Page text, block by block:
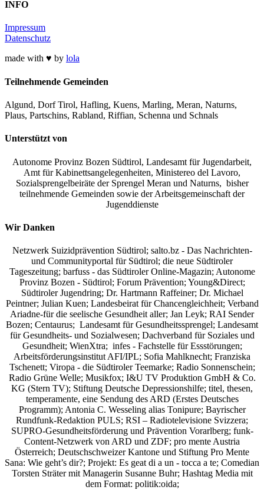
INFO
Impressum
Datenschutz
made with ♥ by lola
Teilnehmende Gemeinden
Algund, Dorf Tirol, Hafling, Kuens, Marling, Meran, Naturns,
Plaus, Partschins, Rabland, Riffian, Schenna und Schnals
Unterstützt von
Autonome Provinz Bozen Südtirol, Landesamt für Jugendarbeit,
Amt für Kabinettsangelegenheiten, Ministereo del Lavoro,
Sozialsprengelbeiräte der Sprengel Meran und Naturns, bisher
teilnehmende Gemeinden sowie der Arbeitsgemeinschaft der
Jugenddienste
Wir Danken
Netzwerk Suizidprävention Südtirol; salto.bz - Das Nachrichten-
und Communityportal für Südtirol; die neue Südtiroler
Tageszeitung; barfuss - das Südtiroler Online-Magazin; Autonome
Provinz Bozen - Südtirol; Forum Prävention; Young&Direct;
Südtiroler Jugendring; Dr. Hartmann Raffeiner; Dr. Michael
Peintner; Julian Kuen; Landesbeirat für Chancengleichheit; Verband
Ariadne-für die seelische Gesundheit aller; Jan Leyk; RAI Sender
Bozen; Centaurus; Landesamt für Gesundheitssprengel; Landesamt
für Gesundheits- und Sozialwesen; Dachverband für Soziales und
Gesundheit; WienXtra; infes - Fachstelle für Essstörungen;
Arbeitsförderungsinstitut AFI/IPL; Sofia Mahlknecht; Franziska
Tschenett; Viropa - die Südtiroler Teemarke; Radio Sonnenschein;
Radio Grüne Welle; Musikfox; I&U TV Produktion GmbH & Co.
KG (Stern TV); Stiftung Deutsche Depressionshilfe; titel, thesen,
temperamente, eine Sendung des ARD (Erstes Deutsches
Programm); Antonia C. Wesseling alias Tonipure; Bayrischer
Rundfunk-Redaktion PULS; RSI – Radiotelevisione Svizzera;
SUPRO-Gesundheitsförderung und Prävention Vorarlberg; funk-
Content-Netzwerk von ARD und ZDF; pro mente Austria
Österreich; Deutschschweizer Kantone und Stiftung Pro Mente
Sana: Wie geht’s dir?; Projekt: Es geat di a un - tocca a te; Comedian
Torsten Sträter mit Managerin Susanne Buhr; Hashtag Media mit
dem Format: politik:oida;